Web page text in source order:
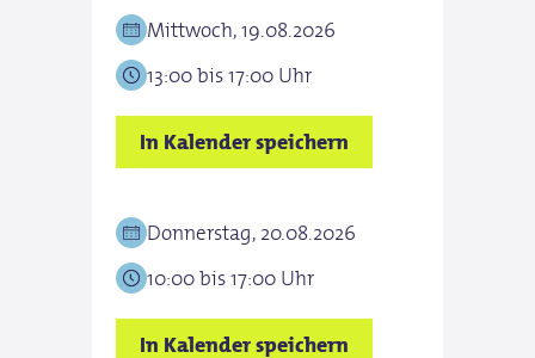
Mittwoch, 19.08.2026
13:00 bis 17:00 Uhr
In Kalender speichern
Donnerstag, 20.08.2026
10:00 bis 17:00 Uhr
In Kalender speichern